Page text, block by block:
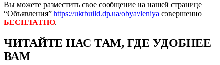
Вы можете разместить свое сообщение на нашей странице
“Объявления” https://ukrbuild.dp.ua/obyavleniya совершенно
БЕСПЛАТНО.
ЧИТАЙТЕ НАС ТАМ, ГДЕ УДОБНЕЕ
ВАМ